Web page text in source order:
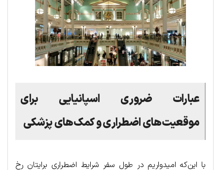
عبارات ضروری اسپانیایی برای
موقعیت‌های اضطراری و کمک‌های پزشکی
با این‌که امیدواریم در طول سفر شرایط اضطراری برایتان رخ